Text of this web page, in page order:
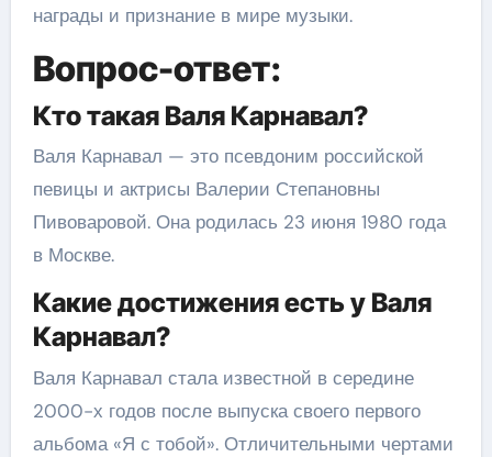
награды и признание в мире музыки.
Вопрос-ответ:
Кто такая Валя Карнавал?
Валя Карнавал — это псевдоним российской
певицы и актрисы Валерии Степановны
Пивоваровой. Она родилась 23 июня 1980 года
в Москве.
Какие достижения есть у Валя
Карнавал?
Валя Карнавал стала известной в середине
2000-х годов после выпуска своего первого
альбома «Я с тобой». Отличительными чертами